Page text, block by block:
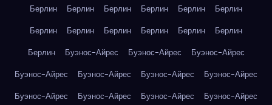
Берлин
Берлин Берлин Берлин Берлин
Берлин
Берлин
Берлин Берлин Берлин Берлин
Берлин
Берлин
Буэнос-Айрес Буэнос-Айрес
Буэнос-Айрес
Буэнос-Айрес
Буэнос-Айрес Буэнос-Айрес
Буэнос-Айрес
Буэнос-Айрес
Буэнос-Айрес Буэнос-Айрес
Буэнос-Айрес